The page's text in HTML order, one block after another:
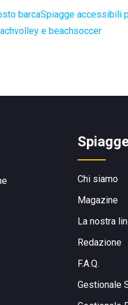
barcaSpiagge accessibili
e beachsoccer
Chi siamo
Magazine
La nostra
Redazione
F.A.Q.
Gestionale